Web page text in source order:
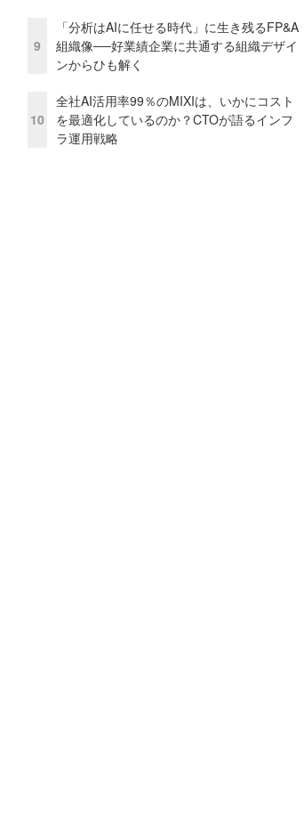
9
「分析はAIに任せる時代」に生き残るFP&A
組織像──好業績企業に共通する組織デザイ
ンからひも解く
10
全社AI活用率99％のMIXIは、いかにコスト
を最適化しているのか？CTOが語るインフ
ラ運用戦略